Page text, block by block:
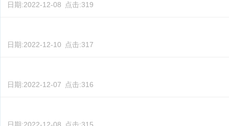
日期:2022-12-08 点击:319
日期:2022-12-10 点击:317
日期:2022-12-07 点击:316